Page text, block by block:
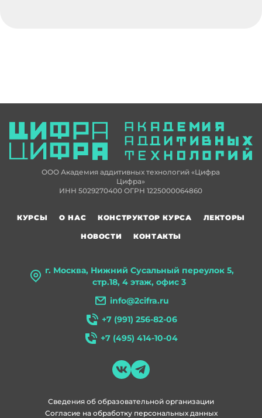
ООО Академия аддитивных технологий «Цифра
Цифра»
ИНН 5029270400 ОГРН 1225000064860
г. Москва, Нижний Сусальный переулок 5,
стр.18, 4 этаж, офис 3
info@2cifra.ru
+7 (991) 256-82-06
+7 (495) 414-10-04
КУРСЫ О НАС КОНСТРУКТОР КУРСА
ЛЕКТОРЫ
НОВОСТИ
КОНТАКТЫ
Согласие на обработку персональных данных
Сведения об образовательной организации